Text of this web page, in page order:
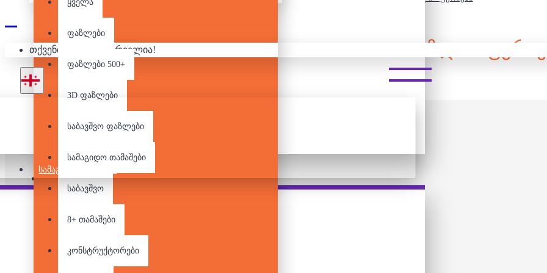
ᲡᲐᲛᲐᲒᲘᲓᲝ ᲗᲐᲛᲐᲨᲔᲑᲘ
ყველა
ფაზლები
ფაზლები 500+
3D ფაზლები
საბავშვო ფაზლები
სამაგიდო თამაშები
საბავშვო
8+ თამაშები
კონსტრუქტორები
თქვენი კალათა ცარიელია! 100 ᲓᲔᲢᲐᲚᲘᲐᲜᲘ ᲤᲐᲖᲚᲘ -
Pair it With People Also Bought